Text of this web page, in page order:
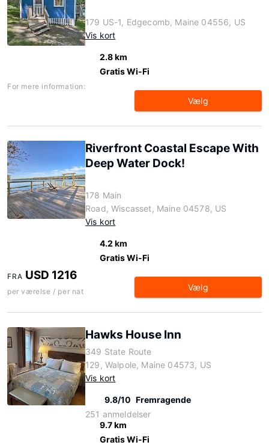
179 US-1, Edgecomb, Maine 04556, US
Vis kort
2.8 km
Gratis Wi-Fi
For mere information:
Vælg
Riverfront Coastal Escape With
Deep Water Dock!
178 Main
Road, Wiscasset, Maine 04578, US
Vis kort
4.2 km
Gratis Wi-Fi
FRA USD 1216
per værelse / per nat Vælg
Hawks House Inn
349 State Route
129, Walpole, Maine 04573, US
Vis kort
9.8/10 Fremragende
251 anmeldelser
9.7 km
Gratis Wi-Fi